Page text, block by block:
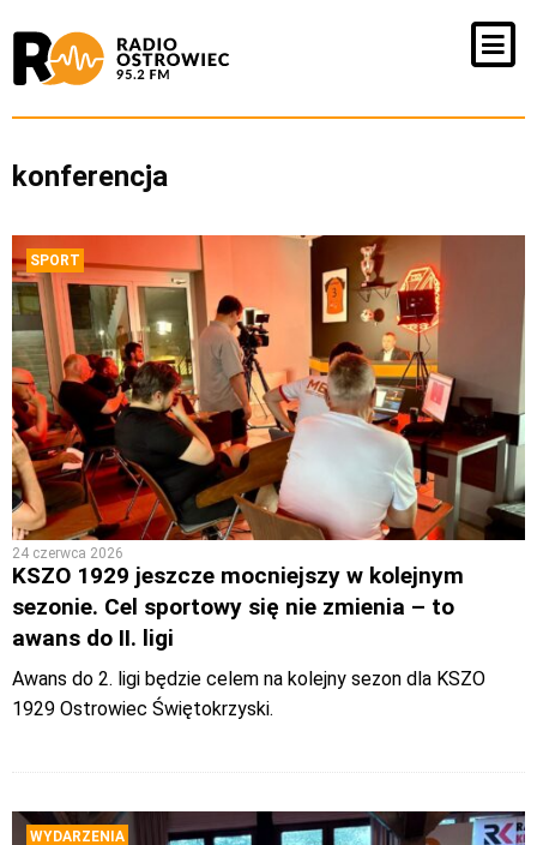
konferencja
SPORT
24 czerwca 2026
KSZO 1929 jeszcze mocniejszy w kolejnym
sezonie. Cel sportowy się nie zmienia – to
awans do II. ligi
Awans do 2. ligi będzie celem na kolejny sezon dla KSZO
1929 Ostrowiec Świętokrzyski.
WYDARZENIA